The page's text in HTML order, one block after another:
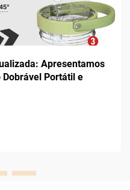
Apresentamos
Dobrável Portátil e